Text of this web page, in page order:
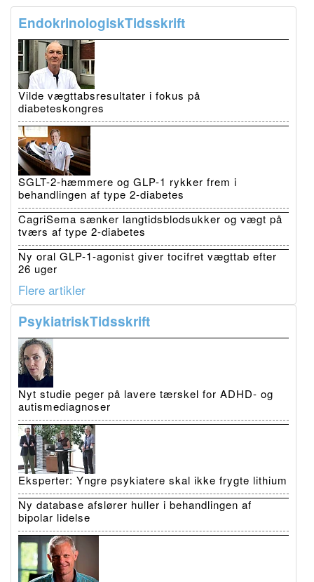
EndokrinologiskTidsskrift
Vilde vægttabsresultater i fokus på
diabeteskongres
SGLT-2-hæmmere og GLP-1 rykker frem i
behandlingen af type 2-diabetes
CagriSema sænker langtidsblodsukker og vægt på
tværs af type 2-diabetes
Ny oral GLP-1-agonist giver tocifret vægttab efter
26 uger
Flere artikler
PsykiatriskTidsskrift
Nyt studie peger på lavere tærskel for ADHD- og
autismediagnoser
Eksperter: Yngre psykiatere skal ikke frygte lithium
Ny database afslører huller i behandlingen af
bipolar lidelse